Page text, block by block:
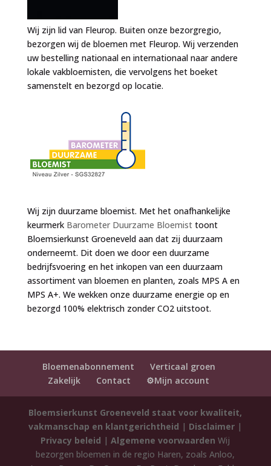
Wij zijn lid van Fleurop. Buiten onze bezorgregio,
bezorgen wij de bloemen met Fleurop. Wij verzenden
uw bestelling nationaal en internationaal naar andere
lokale vakbloemisten, die vervolgens het boeket
samenstelt en bezorgd op locatie.
Wij zijn duurzame bloemist. Met het onafhankelijke
keurmerk Barometer Duurzame Bloemisttoont
Bloemsierkunst Groeneveld aan dat zij duurzaam
onderneemt. Dit doen we door een duurzame
bedrijfsvoering en het inkopen van een duurzaam
assortiment van bloemen en planten, zoals MPS A en
MPS A+. We wekken onze duurzame energie op en
bezorgd 100% elektrisch zonder CO2 uitstoot.
Bloemenabonnement
Verticaal groen
Zakelijk
Contact ⚙️Mijn account
Bloemsierkunst Groeneveld staat voor kwaliteit,
vakmanschap en klantgerichtheid | Disclaimer |
Privacy beleid |Algemene voorwaarden Wij
bezorgen bloemen in de regio Haren, zoals Anloo,